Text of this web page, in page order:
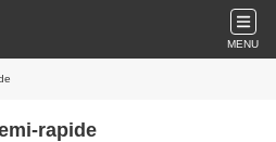
MENU
rapide